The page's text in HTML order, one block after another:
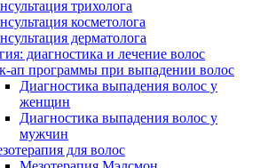
трихолога
косметолога
дерматолога
диагностика и лечение волос
ап программы при выпадении волос
Диагностика выпадения волос у
женщин
Диагностика выпадения волос у
мужчин
для волос